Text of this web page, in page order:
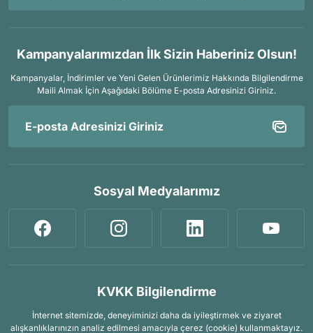
Kampanyalarımızdan İlk Sizin Haberiniz Olsun!
Kampanyalar, İndirimler ve Yeni Gelen Ürünlerimiz Hakkında Bilgilendirme
Maili Almak İçin Aşağıdaki Bölüme E-posta Adresinizi Giriniz.
Sosyal Medyalarımız
KVKK Bilgilendirme
İnternet sitemizde, deneyiminizi daha da iyileştirmek ve ziyaret
alışkanlıklarınızın analiz edilmesi amacıyla çerez (cookie) kullanmaktayız.